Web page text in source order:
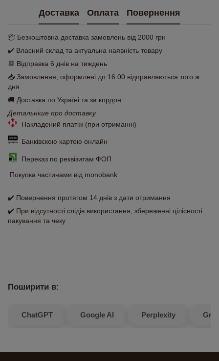
Доставка Оплата Повернення
📦 Безкоштовна доставка замовлень від 2000 грн
✔️ Власний склад та актуальна наявність товару
📆 Відправка 6 днів на тиждень
📥 Замовлення, оформлені до 16:00 відправляються того ж
дня
🚚 Доставка по Україні та за кордон
Детальніше про доставку
Накладений платіж (при отриманні)
Банківскою картою онлайн
Переказ по реквізитам ФОП
Покупка частинами від monobank
✔️ Повернення протягом 14 днів з дати отримання
✔️ При відсутності слідів використання, збереженні цілісності
пакування та чеку
Поширити в:
ChatGPT Google AI Perplexity